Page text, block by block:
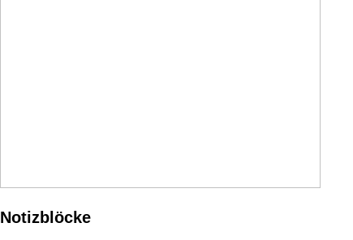
Notizblöcke